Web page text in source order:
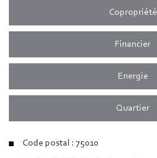
Copropriété
Financier
Energie
Quartier
Code postal : 75010